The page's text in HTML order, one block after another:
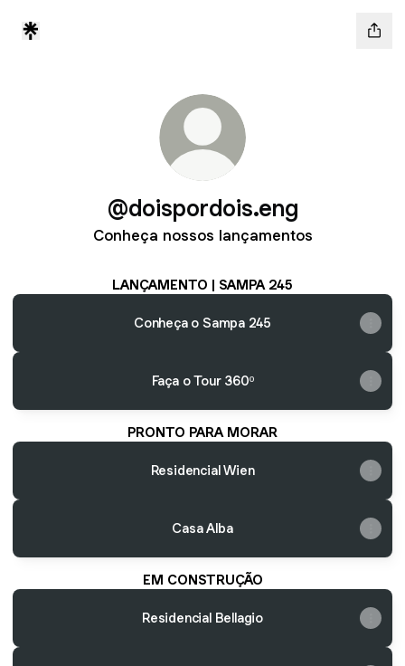
@doispordois.eng
Conheça nossos lançamentos
LANÇAMENTO | SAMPA 245
Conheça o Sampa 245
Faça o Tour 360º
PRONTO PARA MORAR
Residencial Wien
Casa Alba
EM CONSTRUÇÃO
Residencial Bellagio